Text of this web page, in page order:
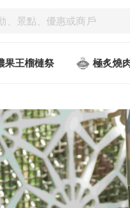
果王榴槤祭 極炙燒